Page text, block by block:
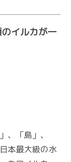
イルカが一
「島」、
本最大級の水